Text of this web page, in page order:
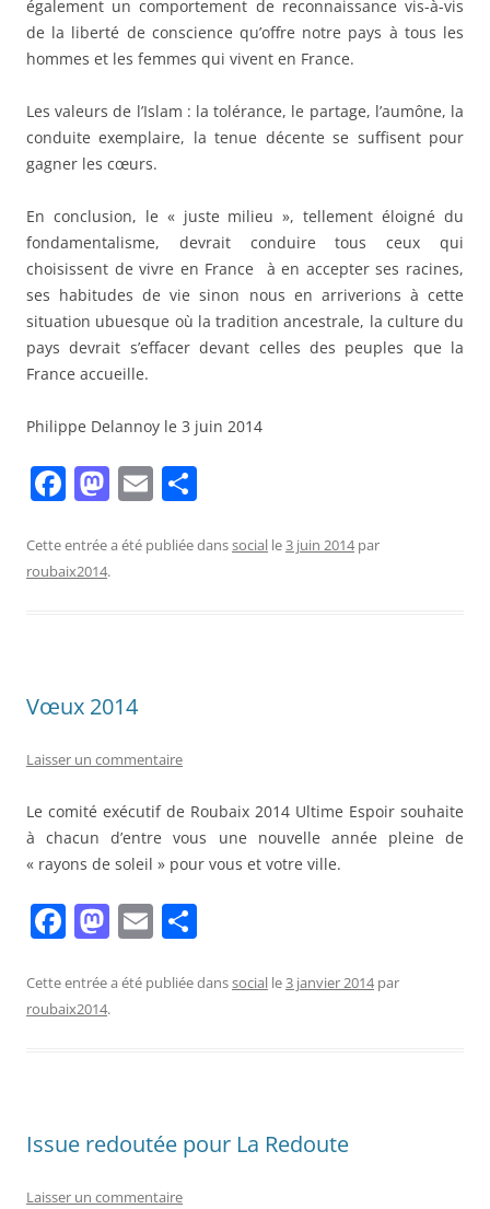
également un comportement de reconnaissance vis-à-vis
de la liberté de conscience qu’offre notre pays à tous les
hommes et les femmes qui vivent en France.
Les valeurs de l’Islam : la tolérance, le partage, l’aumône, la
conduite exemplaire, la tenue décente se suffisent pour
gagner les cœurs.
En conclusion, le « juste milieu », tellement éloigné du
fondamentalisme, devrait conduire tous ceux qui
choisissent de vivre en France à en accepter ses racines,
ses habitudes de vie sinon nous en arriverions à cette
situation ubuesque où la tradition ancestrale, la culture du
pays devrait s’effacer devant celles des peuples que la
France accueille.
Philippe Delannoy le 3 juin 2014
F
c
e
o
k
M
st
o
n
E
ai ta
Cette entrée a été publiée danssocial le3 juin 2014 par
roubaix2014.
Vœux 2014
Laisser un commentaire
Le comité exécutif de Roubaix 2014 Ultime Espoir souhaite
à chacun d’entre vous une nouvelle année pleine de
« rayons de soleil » pour vous et votre ville.
F
c
e
o
k
M
st
o
n
E
ai ta
Cette entrée a été publiée danssocial le3 janvier 2014 par
roubaix2014.
Issue redoutée pour La Redoute
Laisser un commentaire